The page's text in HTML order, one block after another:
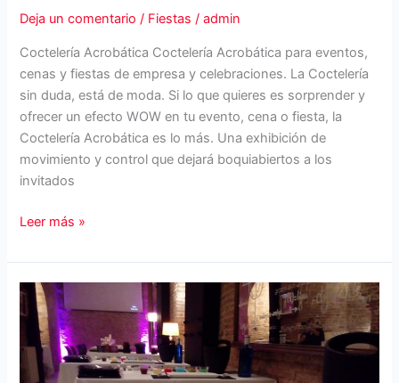
Deja un comentario / Fiestas /admin
Coctelería Acrobática Coctelería Acrobática para eventos,
cenas y fiestas de empresa y celebraciones. La Coctelería
sin duda, está de moda. Si lo que quieres es sorprender y
ofrecer un efecto WOW en tu evento, cena o fiesta, la
Coctelería Acrobática es lo más. Una exhibición de
movimiento y control que dejará boquiabiertos a los
invitados
Coctelería
Leer más »